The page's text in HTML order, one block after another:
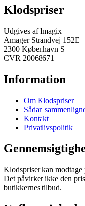
Klodspriser
Udgives af Imagix
Amager Strandvej 152E
2300 København S
CVR 20068671
Information
Om Klodspriser
Sådan
Kontakt
Privatlivspolitik
Klodspriser kan
Det påvirker ikke den
butikkernes tilbud.